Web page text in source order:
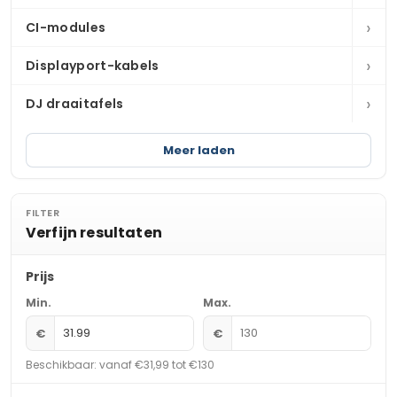
CI-modules ›
Displayport-kabels ›
DJ draaitafels ›
Meer laden
FILTER
Verfijn resultaten
Prijs
Min.
€
Max.
€
Beschikbaar: vanaf €31,99 tot €130